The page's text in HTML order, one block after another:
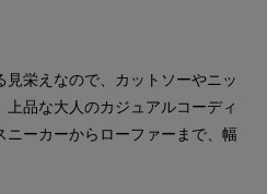
栄えなので、カットソーやニッ
上品な大人のカジュアルコーディ
ーカーからローファーまで、幅